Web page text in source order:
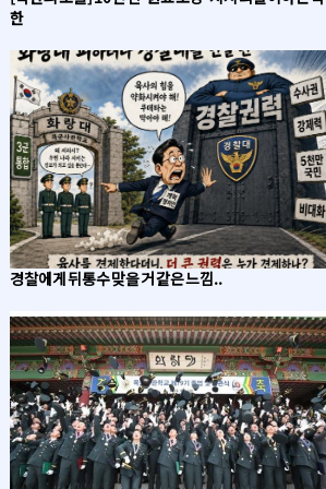
한
경찰에게 뒤통수 맞을 거 같은 느낌..